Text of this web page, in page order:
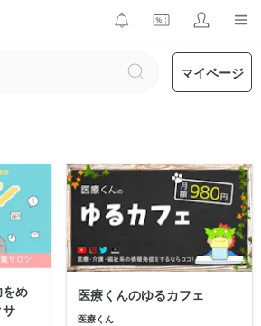
マイページ
をめ
サ
医療くんのゆるカフェ
医療くん